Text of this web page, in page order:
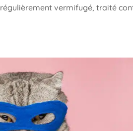
vermifugé, traité